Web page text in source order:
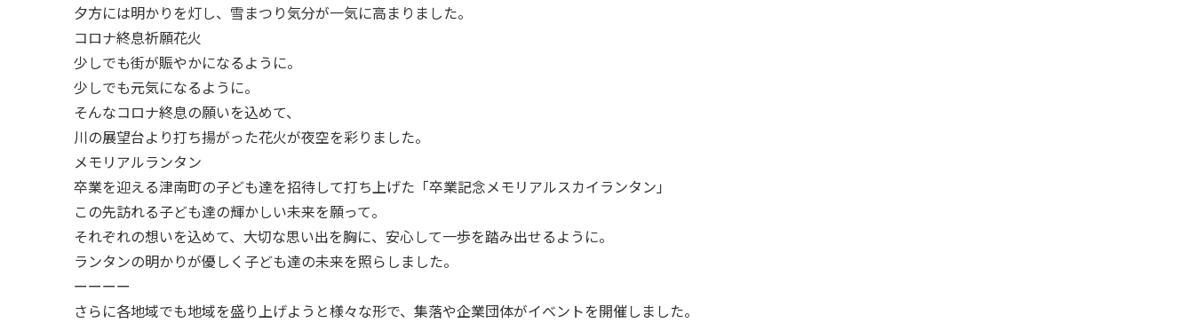
夕方には明かりを灯し、雪まつり気分が一気に高まりました。
コロナ終息祈願花火
少しでも街が賑やかになるように。
少しでも元気になるように。
そんなコロナ終息の願いを込めて、
川の展望台より打ち揚がった花火が夜空を彩りました。
メモリアルランタン
卒業を迎える津南町の子ども達を招待して打ち上げた「卒業記念メモリアルスカイランタン」
この先訪れる子ども達の輝かしい未来を願って。
それぞれの想いを込めて、大切な思い出を胸に、安心して一歩を踏み出せるように。
ランタンの明かりが優しく子ども達の未来を照らしました。
ーーーー
さらに各地域でも地域を盛り上げようと様々な形で、集落や企業団体がイベントを開催しました。